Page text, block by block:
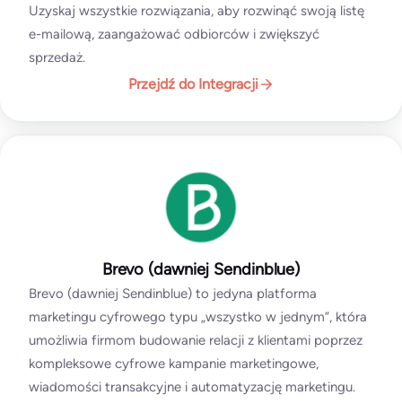
Uzyskaj wszystkie rozwiązania, aby rozwinąć swoją listę
e-mailową, zaangażować odbiorców i zwiększyć
sprzedaż.
Przejdź do Integracji
Brevo (dawniej Sendinblue)
Brevo (dawniej Sendinblue) to jedyna platforma
marketingu cyfrowego typu „wszystko w jednym”, która
umożliwia firmom budowanie relacji z klientami poprzez
kompleksowe cyfrowe kampanie marketingowe,
wiadomości transakcyjne i automatyzację marketingu.